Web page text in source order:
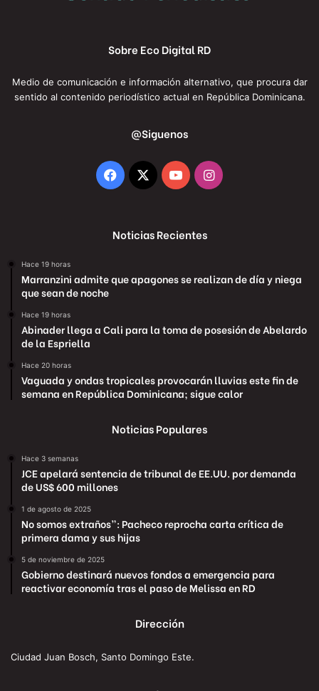
Sobre Eco Digital RD
Medio de comunicación e información alternativo, que procura dar
sentido al contenido periodístico actual en República Dominicana.
@Siguenos
Facebook
X YouTubeInstagram
Noticias Recientes
Hace 19 horas
Marranzini admite que apagones se realizan de día y niega
que sean de noche
Hace 19 horas
Abinader llega a Cali para la toma de posesión de Abelardo
de la Espriella
Hace 20 horas
Vaguada y ondas tropicales provocarán lluvias este fin de
semana en República Dominicana; sigue calor
Noticias Populares
Hace 3 semanas
JCE apelará sentencia de tribunal de EE.UU. por demanda
de US$ 600 millones
1 de agosto de 2025
No somos extraños”: Pacheco reprocha carta crítica de
primera dama y sus hijas
5 de noviembre de 2025
Gobierno destinará nuevos fondos a emergencia para
reactivar economía tras el paso de Melissa en RD
Dirección
Ciudad Juan Bosch, Santo Domingo Este.